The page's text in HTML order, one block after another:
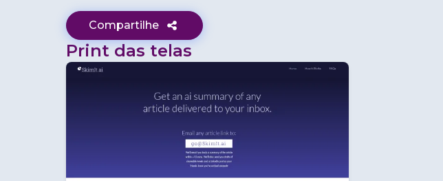
Compartilhe
Print das telas